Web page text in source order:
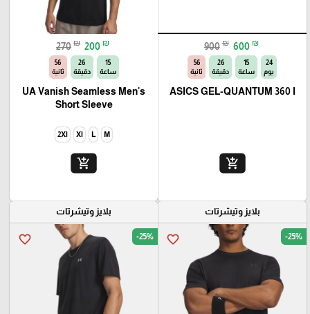
900 ₪ 600 ₪
24
يوم
15
ساعة
26
دقيقة
54
ثانية
ASICS GEL-QUANTUM 360 I
add_shopping_cart
270 ₪ 200 ₪
15
ساعة
26
دقيقة
54
ثانية
UA Vanish Seamless Men's
Short Sleeve
M
L
Xl
2Xl
add_shopping_cart
بلايز وتيشرتات
favorite_border -25%
بلايز وتيشرتات
favorite_border -25%